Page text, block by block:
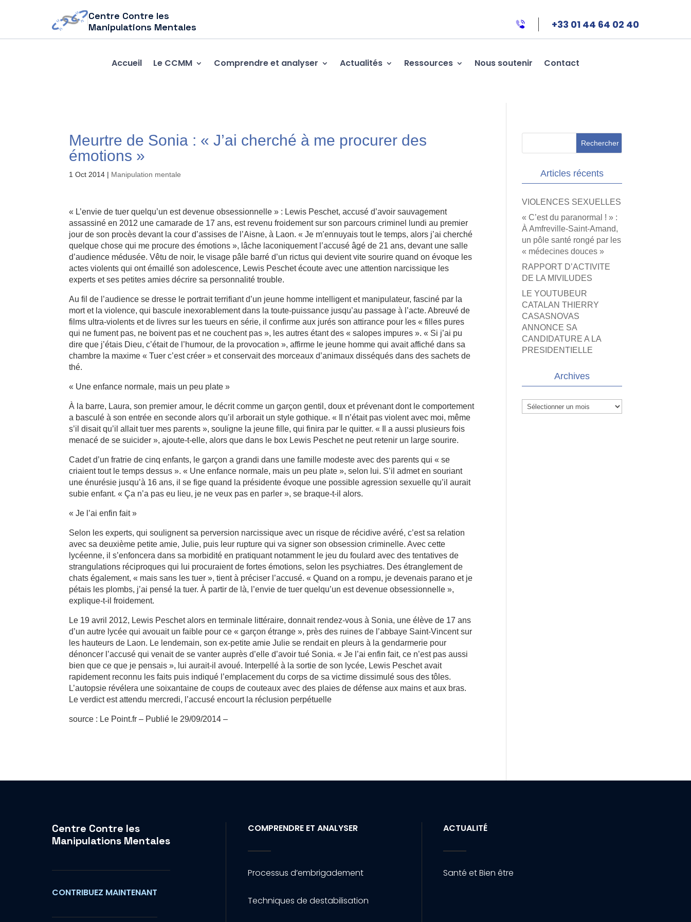
Centre Contre les
Manipulations Mentales
+33 01 44 64 02 40
Accueil Le CCMM Comprendre et analyser Actualités Ressources Nous soutenir Contact
Meurtre de Sonia : « J’ai cherché à me procurer des
émotions »
1 Oct 2014 | Manipulation mentale
« L’envie de tuer quelqu’un est devenue obsessionnelle » : Lewis Peschet, accusé d’avoir sauvagement
assassiné en 2012 une camarade de 17 ans, est revenu froidement sur son parcours criminel lundi au premier
jour de son procès devant la cour d’assises de l’Aisne, à Laon. « Je m’ennuyais tout le temps, alors j’ai cherché
quelque chose qui me procure des émotions », lâche laconiquement l’accusé âgé de 21 ans, devant une salle
d’audience médusée. Vêtu de noir, le visage pâle barré d’un rictus qui devient vite sourire quand on évoque les
actes violents qui ont émaillé son adolescence, Lewis Peschet écoute avec une attention narcissique les
experts et ses petites amies décrire sa personnalité trouble.
Au fil de l’audience se dresse le portrait terrifiant d’un jeune homme intelligent et manipulateur, fasciné par la
mort et la violence, qui bascule inexorablement dans la toute-puissance jusqu’au passage à l’acte. Abreuvé de
films ultra-violents et de livres sur les tueurs en série, il confirme aux jurés son attirance pour les « filles pures
qui ne fument pas, ne boivent pas et ne couchent pas », les autres étant des « salopes impures ». « Si j’ai pu
dire que j’étais Dieu, c’était de l’humour, de la provocation », affirme le jeune homme qui avait affiché dans sa
chambre la maxime « Tuer c’est créer » et conservait des morceaux d’animaux disséqués dans des sachets de
thé.
« Une enfance normale, mais un peu plate »
À la barre, Laura, son premier amour, le décrit comme un garçon gentil, doux et prévenant dont le comportement
a basculé à son entrée en seconde alors qu’il arborait un style gothique. « Il n’était pas violent avec moi, même
s’il disait qu’il allait tuer mes parents », souligne la jeune fille, qui finira par le quitter. « Il a aussi plusieurs fois
menacé de se suicider », ajoute-t-elle, alors que dans le box Lewis Peschet ne peut retenir un large sourire.
Cadet d’un fratrie de cinq enfants, le garçon a grandi dans une famille modeste avec des parents qui « se
criaient tout le temps dessus ». « Une enfance normale, mais un peu plate », selon lui. S’il admet en souriant
une énurésie jusqu’à 16 ans, il se fige quand la présidente évoque une possible agression sexuelle qu’il aurait
subie enfant. « Ça n’a pas eu lieu, je ne veux pas en parler », se braque-t-il alors.
« Je l’ai enfin fait »
Selon les experts, qui soulignent sa perversion narcissique avec un risque de récidive avéré, c’est sa relation
avec sa deuxième petite amie, Julie, puis leur rupture qui va signer son obsession criminelle. Avec cette
lycéenne, il s’enfoncera dans sa morbidité en pratiquant notamment le jeu du foulard avec des tentatives de
strangulations réciproques qui lui procuraient de fortes émotions, selon les psychiatres. Des étranglement de
chats également, « mais sans les tuer », tient à préciser l’accusé. « Quand on a rompu, je devenais parano et je
pétais les plombs, j’ai pensé la tuer. À partir de là, l’envie de tuer quelqu’un est devenue obsessionnelle »,
explique-t-il froidement.
Le 19 avril 2012, Lewis Peschet alors en terminale littéraire, donnait rendez-vous à Sonia, une élève de 17 ans
d’un autre lycée qui avouait un faible pour ce « garçon étrange », près des ruines de l’abbaye Saint-Vincent sur
les hauteurs de Laon. Le lendemain, son ex-petite amie Julie se rendait en pleurs à la gendarmerie pour
dénoncer l’accusé qui venait de se vanter auprès d’elle d’avoir tué Sonia. « Je l’ai enfin fait, ce n’est pas aussi
bien que ce que je pensais », lui aurait-il avoué. Interpellé à la sortie de son lycée, Lewis Peschet avait
rapidement reconnu les faits puis indiqué l’emplacement du corps de sa victime dissimulé sous des tôles.
L’autopsie révélera une soixantaine de coups de couteaux avec des plaies de défense aux mains et aux bras.
Le verdict est attendu mercredi, l’accusé encourt la réclusion perpétuelle
source : Le Point.fr – Publié le 29/09/2014 –
Articles récents
VIOLENCES SEXUELLES
« C’est du paranormal ! » :
À Amfreville-Saint-Amand,
un pôle santé rongé par les
« médecines douces »
RAPPORT D’ACTIVITE
DE LA MIVILUDES
LE YOUTUBEUR
CATALAN THIERRY
CASASNOVAS
ANNONCE SA
CANDIDATURE A LA
PRESIDENTIELLE
Archives
Archives
Centre Contre les
Manipulations Mentales
CONTRIBUEZ MAINTENANT
COMPRENDRE ET ANALYSER
Processus d’embrigadement
Techniques de destabilisation
ACTUALITÉ
Santé et Bien être